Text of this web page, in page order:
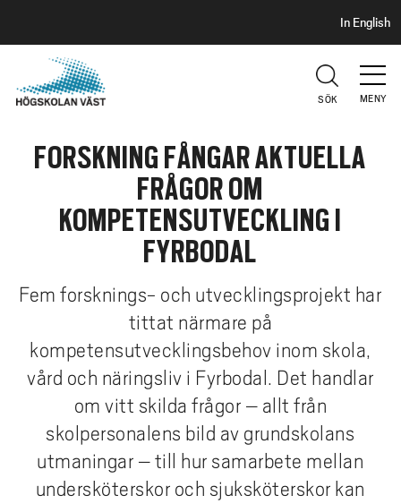
D
H
U
V
In English
MENY
SÖK
FORSKNING FÅNGAR AKTUELLA
FRÅGOR OM
KOMPETENSUTVECKLING I
FYRBODAL
Fem forsknings- och utvecklingsprojekt har
tittat närmare på
kompetensutvecklingsbehov inom skola,
vård och näringsliv i Fyrbodal. Det handlar
om vitt skilda frågor – allt från
skolpersonalens bild av grundskolans
utmaningar – till hur samarbete mellan
undersköterskor och sjuksköterskor kan